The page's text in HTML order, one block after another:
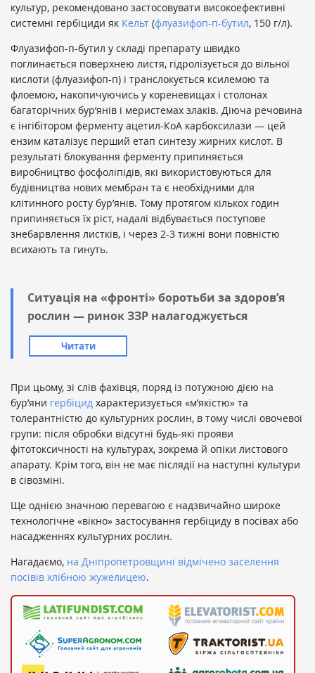
культур, рекомендовано застосовувати високоефективні
системні гербіциди як Кельт (флуазифоп-п-бутил, 150 г/л).
Флуазифоп-п-бутил у складі препарату швидко
поглинається поверхнею листя, гідролізується до вільної
кислоти (флуазифоп-п) і транслокується ксилемою та
флоемою, накопичуючись у кореневищах і столонах
багаторічних бур’янів і меристемах злаків. Діюча речовина
є інгібітором ферменту ацетил-КоА карбоксилази — цей
ензим каталізує перший етап синтезу жирних кислот. В
результаті блокування ферменту припиняється
виробництво фосфоліпідів, які використовуються для
будівництва нових мембран та є необхідними для
клітинного росту бур’янів. Тому протягом кількох годин
припиняється їх ріст, надалі відбувається поступове
знебарвлення листків, і через 2-3 тижні вони повністю
всихають та гинуть.
Ситуація на «фронті» боротьби за здоров’я
рослин — ринок ЗЗР налагоджується
Читати
При цьому, зі слів фахівця, поряд із потужною дією на
бур’яни гербіцид характеризується «м’якістю» та
толерантністю до культурних рослин, в тому числі овочевої
групи: після обробки відсутні будь-які прояви
фітотоксичності на культурах, зокрема й опіки листового
апарату. Крім того, він не має післядії на наступні культури
в сівозміні.
Ще однією значною перевагою є надзвичайно широке
технологічне «вікно» застосування гербіциду в посівах або
насадженнях культурних рослин.
Нагадаємо, на Дніпропетровщині відмічено заселення
посівів хлібною жужелицею.